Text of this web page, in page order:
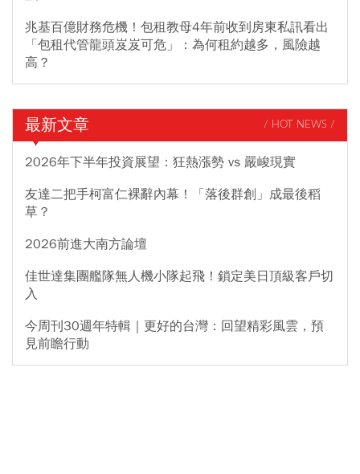
兆基百億財務危機！包租教母4年前收到房東私訊看出
「包租代管龍頭岌岌可危」：為何租約越多，風險越
高？
最新文章 / HOT NEWS /
2026年下半年投資展望：狂熱漲勢 vs 嚴峻現實
友達二把手柯富仁裸辭內幕！「落後群創」成最後稻
草？
2026前進大南方論壇
佳世達集團艦隊無人機小隊起飛！鎖定美日頂級客戶切
入
今周刊30週年特輯｜更好的台灣：回望精彩風雲，預
見前瞻行動